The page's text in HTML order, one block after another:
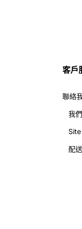
客戶
聯絡
我
配